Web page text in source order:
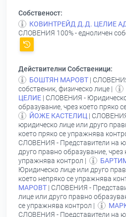
Собственост:
КОВИНТРЕЙД Д.Д. ЦЕЛИЕ
СЛОВЕНИЯ 100% - едноличен
Действителни Собственици:
БОШТЯН МАРОВТ |
собственик, физическо лице |
ЦЕЛИЕ | СЛОВЕНИЯ -
образувание, чрез което пряко
ЙОЖЕ КАСТЕЛИЦ |
юридическо лице или друго
което пряко се упражнява
СЛОВЕНИЯ - Представители на
друго правно образувание, чрез
упражнява контрол |
Юридическо лице или друго
което непряко се упражнява
МАРОВТ | СЛОВЕНИЯ -
лице или друго правно
се упражнява контрол |
СЛОВЕНИЯ - Представители на